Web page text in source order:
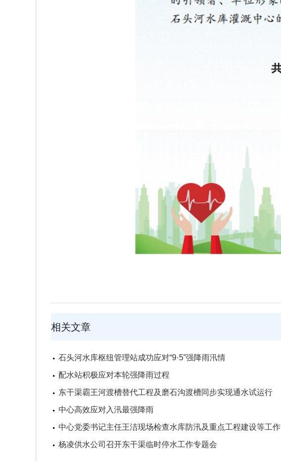
相关文章
石头河水库枢纽管理站成功应对“9·5”强降雨汛情
配水站积极应对本轮强降雨过程
东干渠霸王河渡槽替代工程及磨石沟渡槽同步实现通水试运行
中心高效应对入汛最强降雨
中心党委书记主任王洁现场检查水库防汛及重点工程建设等工作
杨凌供水公司召开东干渠临时停水工作专题会